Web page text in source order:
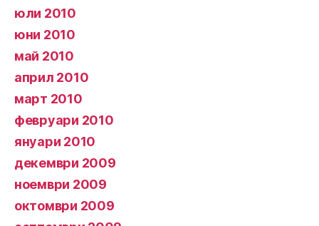
юли 2010
юни 2010
май 2010
април 2010
март 2010
февруари 2010
януари 2010
декември 2009
ноември 2009
октомври 2009